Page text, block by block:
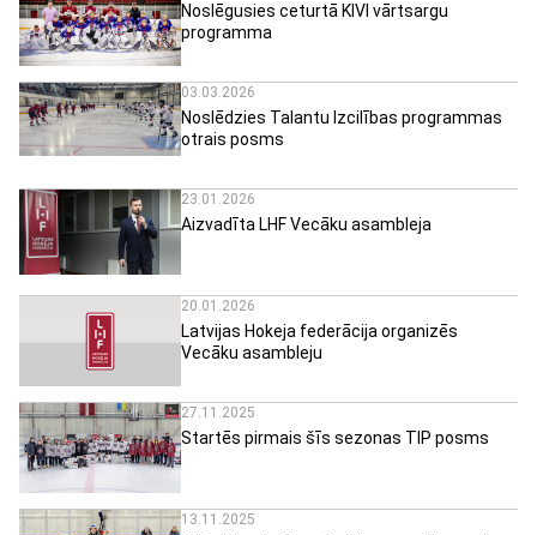
Noslēgusies ceturtā KIVI vārtsargu
programma
03.03.2026
Noslēdzies Talantu Izcilības programmas
otrais posms
23.01.2026
Aizvadīta LHF Vecāku asambleja
20.01.2026
Latvijas Hokeja federācija organizēs
Vecāku asambleju
27.11.2025
Startēs pirmais šīs sezonas TIP posms
13.11.2025